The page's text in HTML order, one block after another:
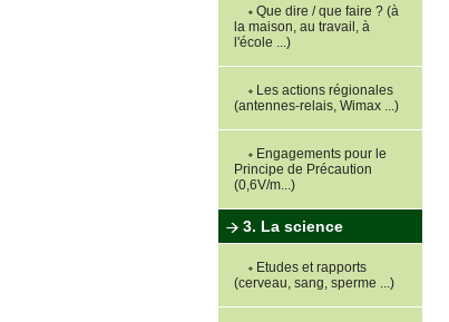
Que dire / que faire ? (à
la maison, au travail, à
l'école ...)
Les actions régionales
(antennes-relais, Wimax ...)
Engagements pour le
Principe de Précaution
(0,6V/m...)
3. La science
Etudes et rapports
(cerveau, sang, sperme ...)